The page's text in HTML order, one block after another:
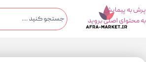
پرش به پیمایش
به محتوای اصلی بروید